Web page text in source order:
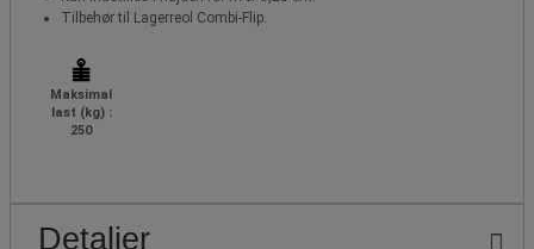
Tilbehør til Lagerreol Combi-Flip.
Maksimal
last (kg) :
250
Detaljer